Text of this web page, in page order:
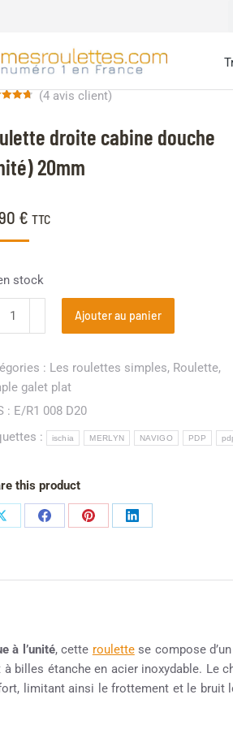
droite cabine douche
20mm
€ TTC
sur
(4 avis client)
stock
Ajouter au panier
: Les roulettes simples, Roulette,
galet plat
: E/R1 008 D20
:
ischia MERLYN NAVIGO PDP
this product
à l’unité, cette roulettese compose
billes étanche en acier inoxydable. Le
limitant ainsi le frottement et le bruit